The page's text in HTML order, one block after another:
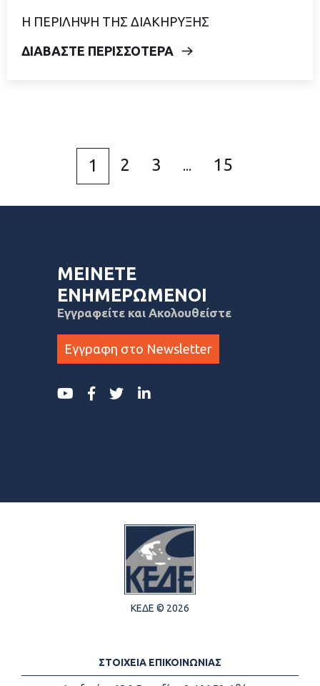
Η ΠΕΡΙΛΗΨΗ ΤΗΣ ΔΙΑΚΗΡΥΞΗΣ
ΔΙΑΒΑΣΤΕ ΠΕΡΙΣΣΟΤΕΡΑ
1 2 3 ... 15
ΜΕΙΝΕΤΕ
ΕΝΗΜΕΡΩΜΕΝΟΙ
Εγγραφείτε και Ακολουθείστε
Εγγραφη στο Newsletter
ΚΕΔΕ © 2026
ΣΤΟΙΧΕΙΑ ΕΠΙΚΟΙΝΩΝΙΑΣ